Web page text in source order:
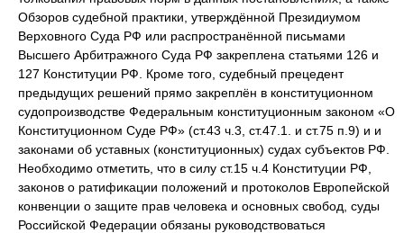
Обзоров судебной практики, утверждённой Президиумом
Верховного Суда РФ или распространённой письмами
Высшего Арбитражного Суда РФ закреплена статьями 126 и
127 Конституции РФ. Кроме того, судебный прецедент
предыдущих решений прямо закреплён в конституционном
судопроизводстве Федеральным конституционным законом «О
Конституционном Суде РФ» (ст.43 ч.3, ст.47.1. и ст.75 п.9) и и
законами об уставных (конституционных) судах субъектов РФ.
Необходимо отметить, что в силу ст.15 ч.4 Конституции РФ,
законов о ратификации положений и протоколов Европейской
конвенции о защите прав человека и основных свобод, суды
Российской Федерации обязаны руководствоваться